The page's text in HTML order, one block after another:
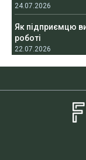
24.07.2026
Як підприємцю
роботі
22.07.2026